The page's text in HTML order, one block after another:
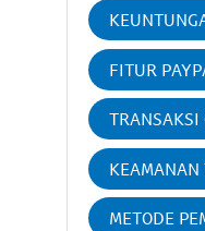
FITUR
TRANSAKSI
KEAMANAN
METODE